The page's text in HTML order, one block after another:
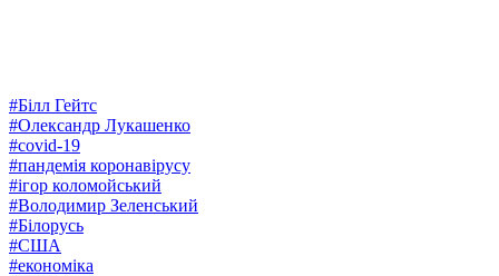
#Білл Гейтс
#Олександр Лукашенко
#covid-19
#пандемія коронавірусу
#ігор коломойський
#Володимир Зеленський
#Білорусь
#США
#економіка